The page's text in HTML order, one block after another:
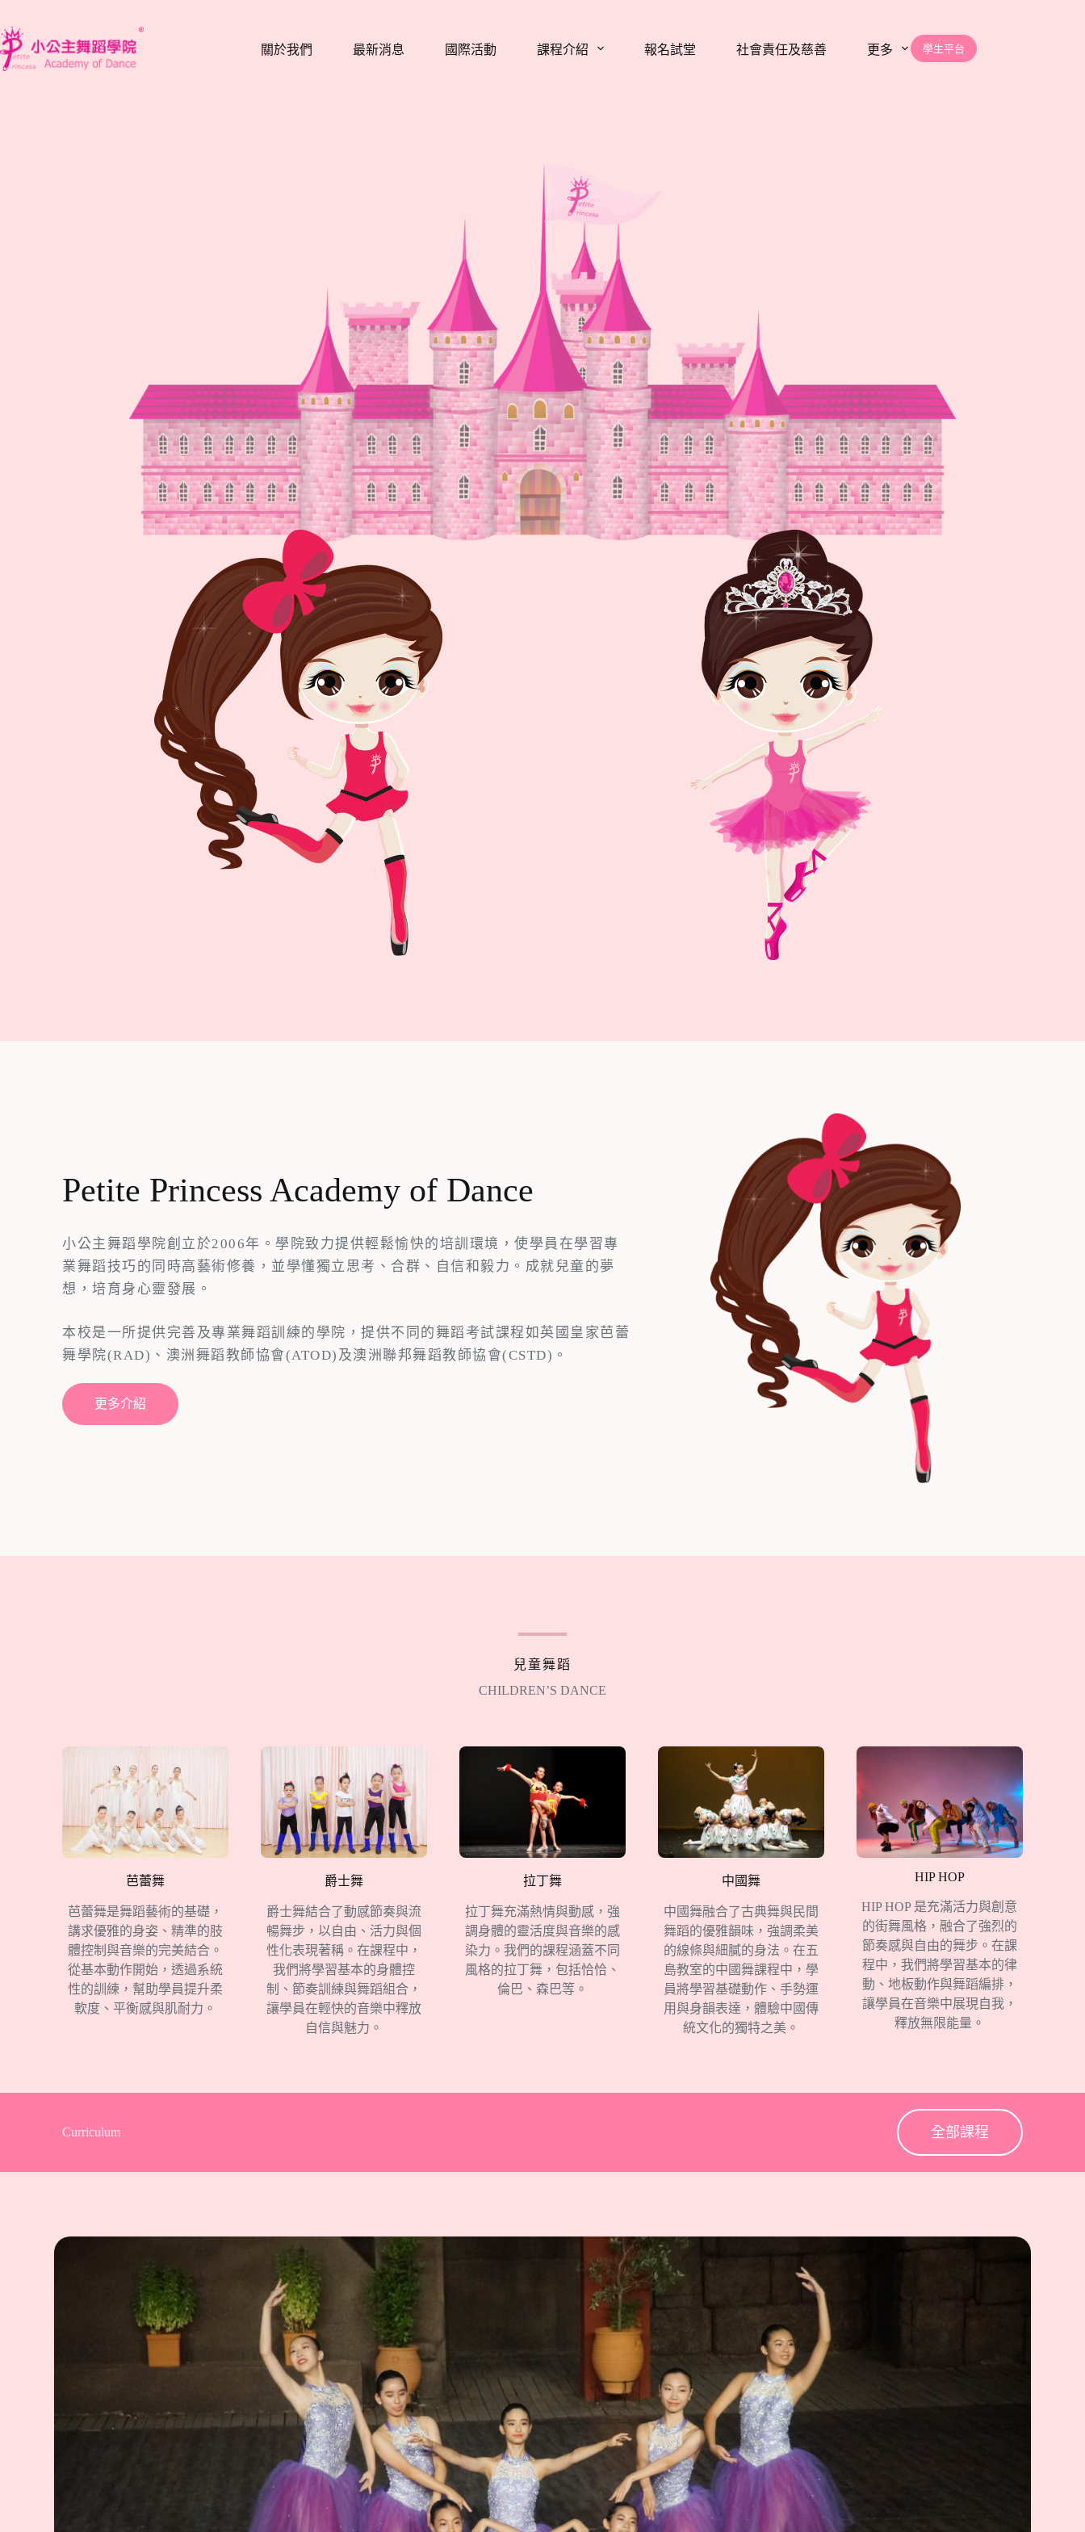
至
主
關於我們 最新消息 國際活動 課程介紹 報名試堂 社會責任及慈善 更多 學生平台
Petite Princess Academy of Dance
小公主舞蹈學院創立於2006年。學院致力提供輕鬆愉快的培訓環境，使學員在學習專
業舞蹈技巧的同時高藝術修養，並學懂獨立思考、合群、自信和毅力。成就兒童的夢
想，培育身心靈發展。
本校是一所提供完善及專業舞蹈訓練的學院，提供不同的舞蹈考試課程如英國皇家芭蕾
舞學院(RAD)、澳洲舞蹈教師協會(ATOD)及澳洲聯邦舞蹈教師協會(CSTD)。
更多介紹
兒童舞蹈
CHILDREN’S DANCE
芭蕾舞
芭蕾舞是舞蹈藝術的基礎，
講求優雅的身姿、精準的肢
體控制與音樂的完美結合。
從基本動作開始，透過系統
性的訓練，幫助學員提升柔
軟度、平衡感與肌耐力。
爵士舞
爵士舞結合了動感節奏與流
暢舞步，以自由、活力與個
性化表現著稱。在課程中，
我們將學習基本的身體控
制、節奏訓練與舞蹈組合，
讓學員在輕快的音樂中釋放
自信與魅力。
拉丁舞
拉丁舞充滿熱情與動感，強
調身體的靈活度與音樂的感
染力。我們的課程涵蓋不同
風格的拉丁舞，包括恰恰、
倫巴、森巴等。
中國舞
中國舞融合了古典舞與民間
舞蹈的優雅韻味，強調柔美
的線條與細膩的身法。在五
島教室的中國舞課程中，學
員將學習基礎動作、手勢運
用與身韻表達，體驗中國傳
統文化的獨特之美。
HIP HOP
HIP HOP 是充滿活力與創意
的街舞風格，融合了強烈的
節奏感與自由的舞步。在課
程中，我們將學習基本的律
動、地板動作與舞蹈編排，
讓學員在音樂中展現自我，
釋放無限能量。
Curriculum 全部課程